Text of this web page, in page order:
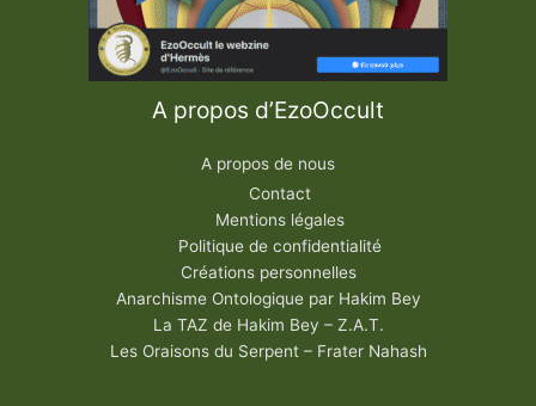
A propos d’EzoOccult
A propos de nous
Contact
Mentions légales
Politique de confidentialité
Créations personnelles
Anarchisme Ontologique par Hakim Bey
La TAZ de Hakim Bey – Z.A.T.
Les Oraisons du Serpent – Frater Nahash